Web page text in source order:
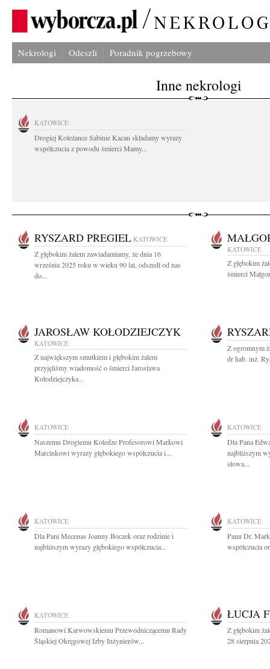
Nekrologi Odeszli Poradnik pogrzebowy
Inne nekrologi
KATOWICE
Drogiej Koleżance Sabinie Kacan składamy wyrazy
współczucia z powodu śmierci Mamy...
RYSZARD PREGIEL KATOWICE
Z głębokim żalem zawiadamiamy, że dnia 16
września 2025 roku w wieku 90 lat, odszedł od nas
do...
KATOWICE
Z głębokim
śmierci
JAROSŁAW KOŁODZIEJCZYK
KATOWICE
Z największym smutkiem i głębokim żalem
przyjęliśmy wiadomość o śmierci Jarosława
Kołodziejczyka...
Z ogromnym
dr hab. inż.
KATOWICE
Naszemu Drogiemu Koledze Profesorowi Markowi
Marcinkowi wyrazy głębokiego współczucia i...
KATOWICE
Dla Pana
najbliższym
słowa...
KATOWICE
Dla Pani Mecenas Joanny Boczek oraz rodzinie i
najbliższym wyrazy głębokiego współczucia...
KATOWICE
Panu Dr.
współczucia
KATOWICE
Romanowi Karwowskiemu Przewodniczącemu Rady
Śląskiej Okręgowej Izby Inżynierów...
ŁUCJA
Z głębokim
28 sierpnia